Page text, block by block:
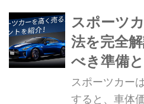
むと、希少性
されないまま
放してしまう
ば「専門店に
品できるオー
スポーツ
法を完全
べき準備
ポイント
スポーツカー
すると、車体